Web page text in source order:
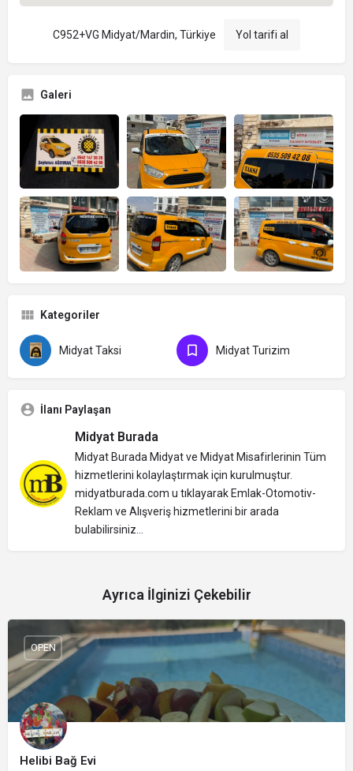
C952+VG Midyat/Mardin, Türkiye Yol tarifi al
Galeri
Kategoriler
Midyat Taksi Midyat Turizim
İlanı Paylaşan
Midyat Burada
Midyat Burada Midyat ve Midyat Misafirlerinin Tüm
hizmetlerini kolaylaştırmak için kurulmuştur.
midyatburada.com u tıklayarak Emlak-Otomotiv-
Reklam ve Alışveriş hizmetlerini bir arada
bulabilirsiniz...
Ayrıca İlginizi Çekebilir
Helibi Bağ Evi
OPEN